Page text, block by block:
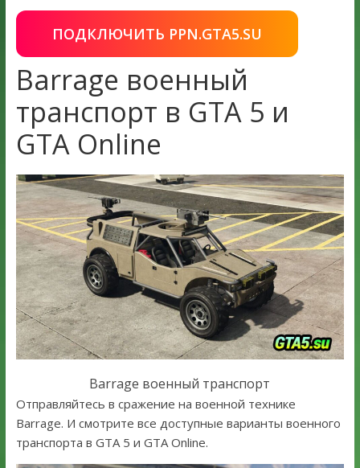
ПОДКЛЮЧИТЬ PPN.GTA5.SU
Barrage военный
транспорт в GTA 5 и
GTA Online
Barrage военный транспорт
Отправляйтесь в сражение на военной технике
Barrage. И смотрите все доступные варианты военного
транспорта в GTA 5 и GTA Online.